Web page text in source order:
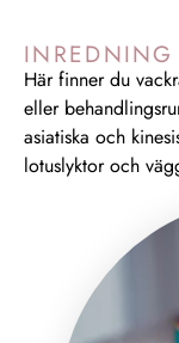
Här finner du
eller
asiatiska och
lotuslyktor och